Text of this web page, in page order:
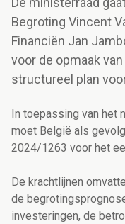
Begroting Vincent
Financiën Jan
voor de opmaak
structureel plan
In toepassing van het
moet België als
2024/1263 voor het
De krachtlijnen
de
investeringen, de